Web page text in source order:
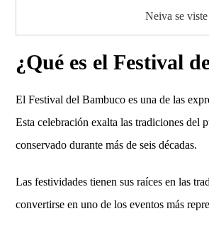
Neiva se
¿Qué es el Festival
El Festival del Bambuco es una de las
Esta celebración exalta las tradiciones del
conservado durante más de seis décadas.
Las festividades tienen sus raíces en las
convertirse en uno de los eventos más